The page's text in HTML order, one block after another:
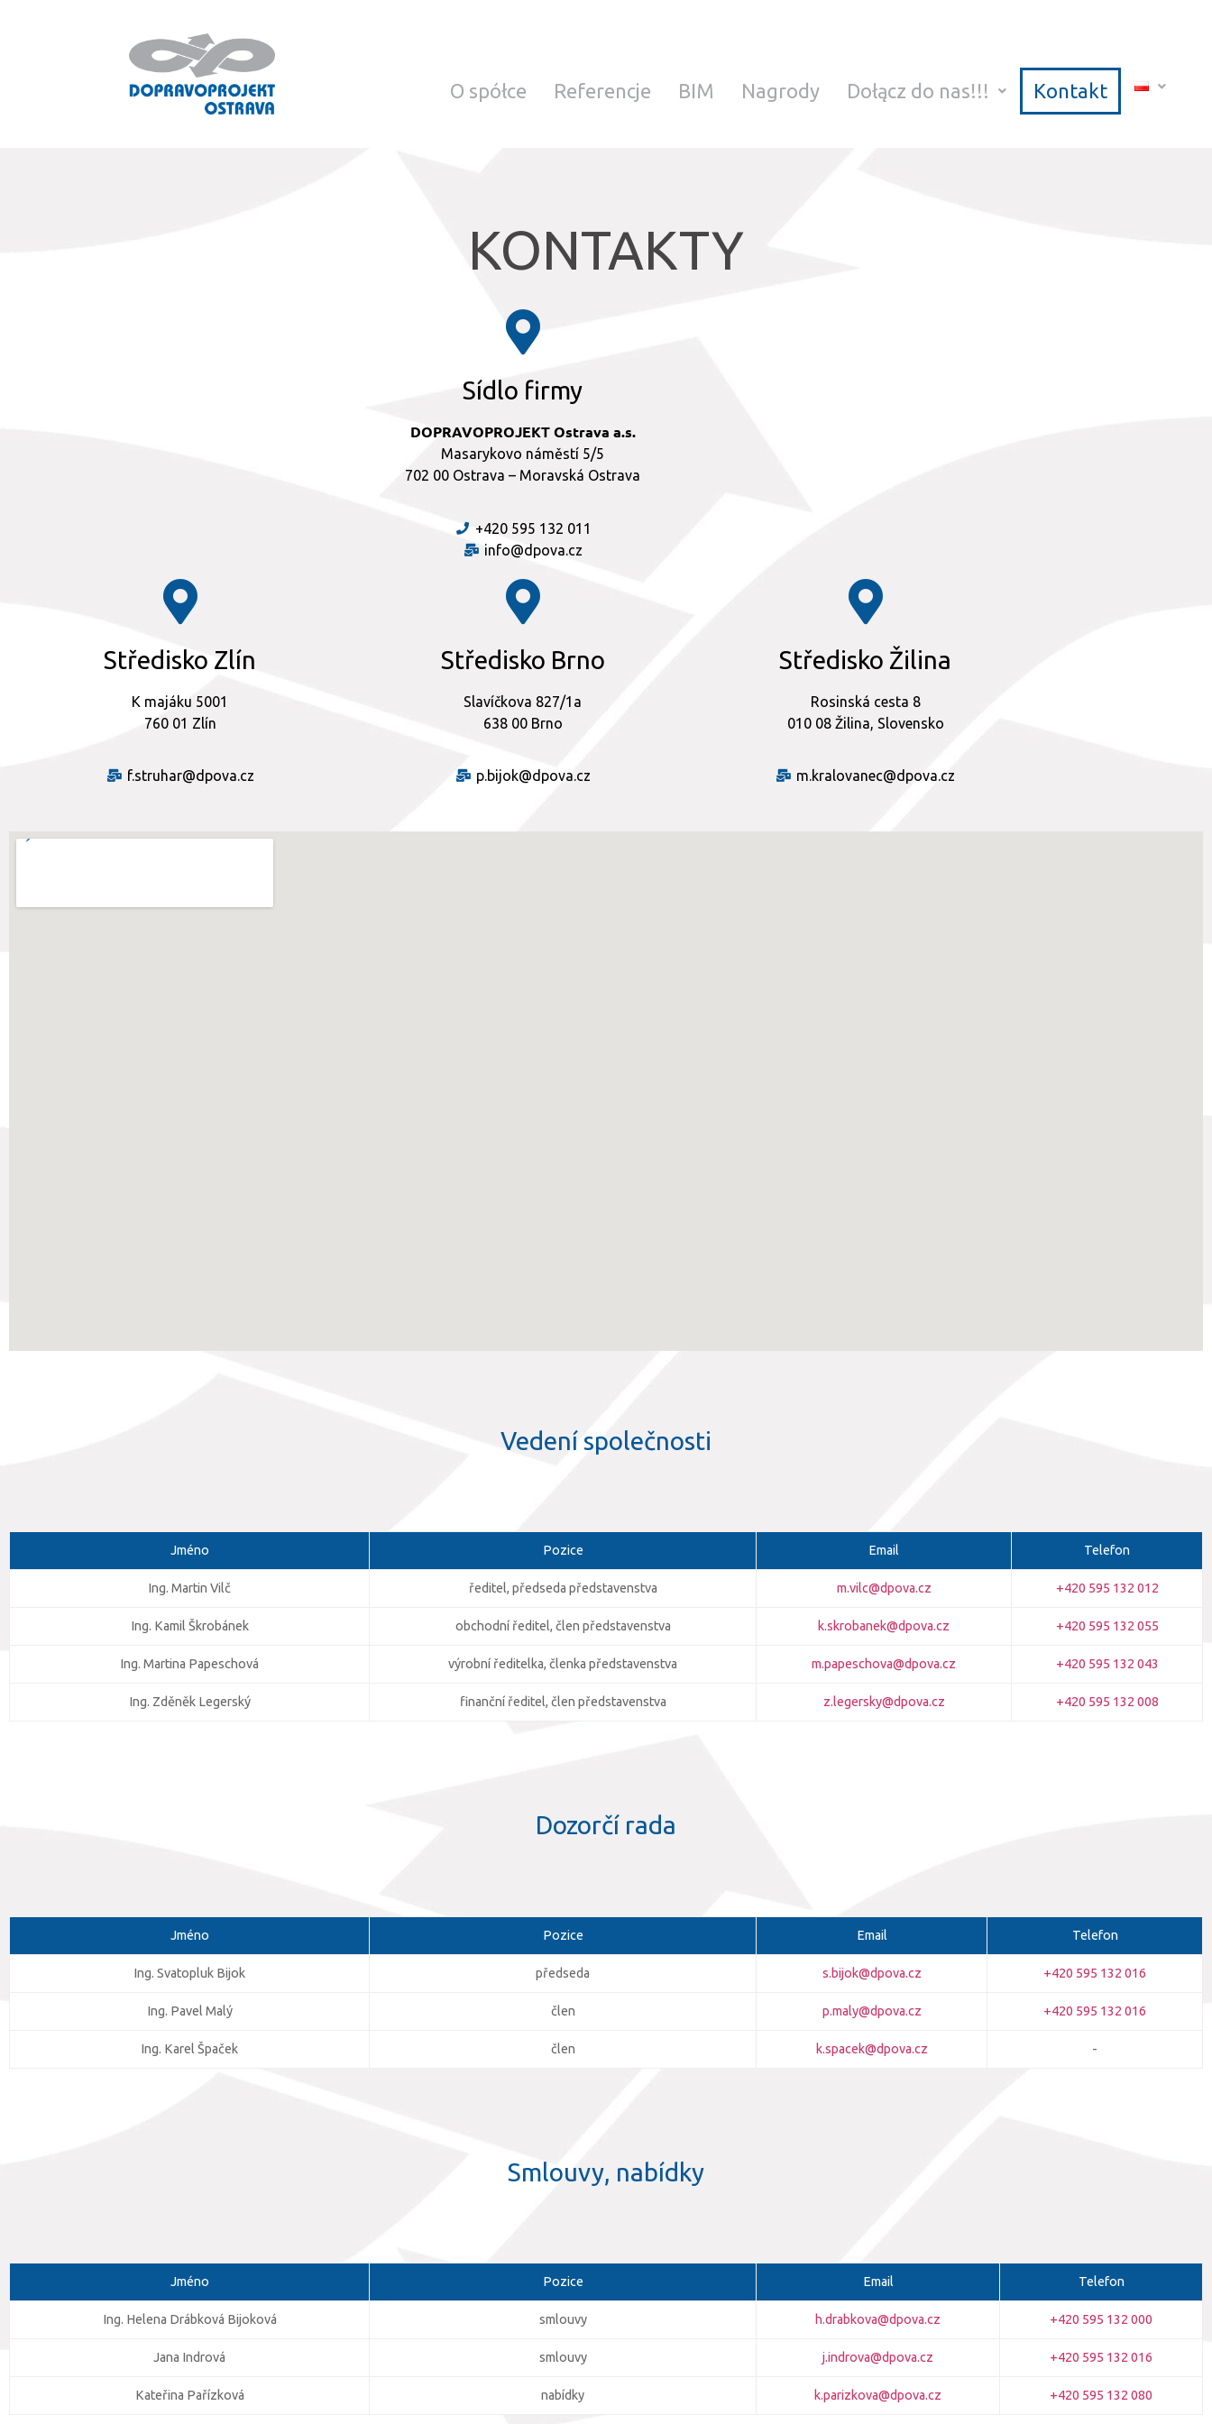
O spółce Referencje BIM Nagrody Dołącz do nas!!! Kontakt
KONTAKTY
Sídlo firmy
DOPRAVOPROJEKT Ostrava a.s.
Masarykovo náměstí 5/5
702 00 Ostrava – Moravská Ostrava
+420 595 132 011
info@dpova.cz
Středisko Zlín
K majáku 5001
760 01 Zlín
f.struhar@dpova.cz
Středisko Brno
Slavíčkova 827/1a
638 00 Brno
p.bijok@dpova.cz
Středisko Žilina
Rosinská cesta 8
010 08 Žilina, Slovensko
m.kralovanec@dpova.cz
Vedení společnosti
Jméno Pozice Email Telefon
Ing. Martin Vilč ředitel, předseda představenstva m.vilc@dpova.cz +420 595 132 012
Ing. Kamil Škrobánek obchodní ředitel, člen představenstva k.skrobanek@dpova.cz +420 595 132 055
Ing. Martina Papeschová výrobní ředitelka, členka představenstva m.papeschova@dpova.cz +420 595 132 043
Ing. Zděněk Legerský finanční ředitel, člen představenstva z.legersky@dpova.cz +420 595 132 008
Dozorčí rada
Jméno Pozice Email Telefon
Ing. Svatopluk Bijok předseda s.bijok@dpova.cz +420 595 132 016
Ing. Pavel Malý člen p.maly@dpova.cz +420 595 132 016
Ing. Karel Špaček člen k.spacek@dpova.cz -
Smlouvy, nabídky
Jméno Pozice Email Telefon
Ing. Helena Drábková Bijoková smlouvy h.drabkova@dpova.cz +420 595 132 000
Jana Indrová smlouvy j.indrova@dpova.cz +420 595 132 016
Kateřina Pařízková nabídky k.parizkova@dpova.cz +420 595 132 080